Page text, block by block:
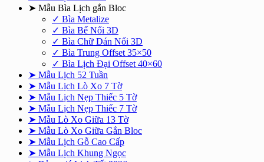
➤ Mẫu Bìa Lịch gắn Bloc
✓ Bìa Metalize
✓ Bìa Bế Nổi 3D
✓ Bìa Chữ Dán Nổi 3D
✓ Bìa Trung Offset 35×50
✓ Bìa Lịch Đại Offset 40×60
➤ Mẫu Lịch 52 Tuần
➤ Mẫu Lịch Lò Xo 7 Tờ
➤ Mẫu Lịch Nẹp Thiếc 5 Tờ
➤ Mẫu Lịch Nẹp Thiếc 7 Tờ
➤ Mẫu Lò Xo Giữa 13 Tờ
➤ Mẫu Lò Xo Giữa Gắn Bloc
➤ Mẫu Lịch Gỗ Cao Cấp
➤ Mẫu Lịch Khung Ngọc